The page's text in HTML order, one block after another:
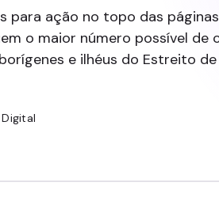
ação no topo das
o maior número possível de
e ilhéus do Estreito de